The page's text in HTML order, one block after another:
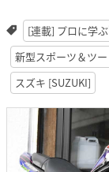
[連載] プロに学
新型スポーツ＆ツ
スズキ [SUZUKI]